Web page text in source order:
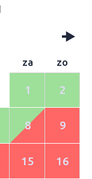
za zo
1 2
8 9
15 16